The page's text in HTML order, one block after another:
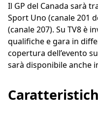
Il GP del Canada sarà
Sport Uno (canale 201
(canale 207). Su TV8 è
qualifiche e gara in
copertura dell’evento
sarà disponibile anche